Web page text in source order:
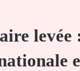
levée